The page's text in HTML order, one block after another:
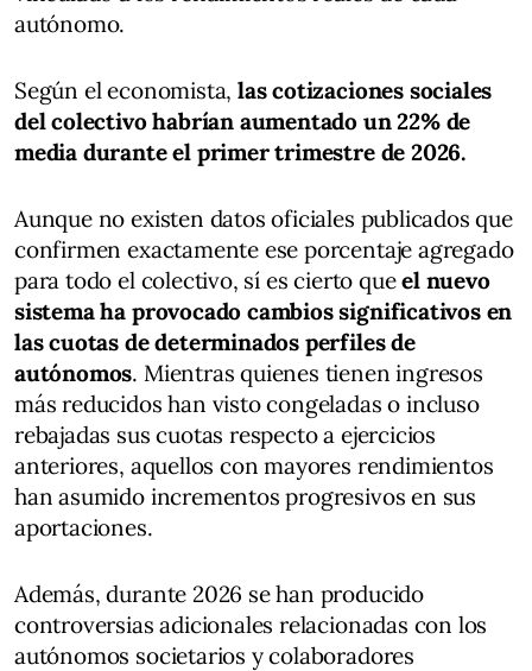
autónomo.
Según el economista, las cotizaciones sociales
del colectivo habrían aumentado un 22% de
media durante el primer trimestre de 2026.
Aunque no existen datos oficiales publicados que
confirmen exactamente ese porcentaje agregado
para todo el colectivo, sí es cierto queel nuevo
sistema ha provocado cambios significativos en
las cuotas de determinados perfiles de
autónomos. Mientras quienes tienen ingresos
más reducidos han visto congeladas o incluso
rebajadas sus cuotas respecto a ejercicios
anteriores, aquellos con mayores rendimientos
han asumido incrementos progresivos en sus
aportaciones.
Además, durante 2026 se han producido
controversias adicionales relacionadas con los
autónomos societarios y colaboradores